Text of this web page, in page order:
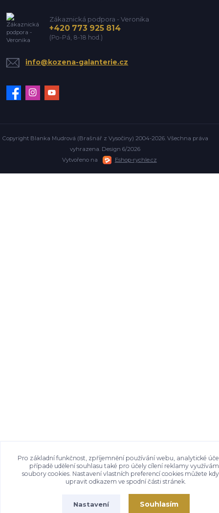
Zákaznická podpora - Veronika
+420 773 925 814
(Po-Pá, 8-18 hod.)
info@kozena-galanterie.cz
Copyright Blanka Mudrová (Brašnář z Vysočiny) 2004-2026. Všechna práva
vyhrazena. Design 6/2026
Vytvořeno na
Eshop-rychle.cz
Pro základní funkčnost, zpříjemnění používání webu, analytické
případě udělení souhlasu také pro účely cílení reklamy
soubory cookies. Nastavení vlastních preferencí cookies můžete
upravit odkazem ve spodní části stránek.
Nastavení Souhlasím